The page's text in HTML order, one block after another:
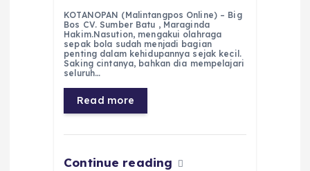
a
c
e
b
o
o
k
h
a
ts
A
p
p
el
e
g
r
a
m
e
ss
e
n
m
ai
l
h
re
KOTANOPAN (Malintangpos Online) – Big
Bos CV. Sumber Batu , Maraginda
Hakim.Nasution, mengakui olahraga
sepak bola sudah menjadi bagian
penting dalam kehidupannya sejak kecil.
Saking cintanya, bahkan dia mempelajari
seluruh…
Read more
Continue reading